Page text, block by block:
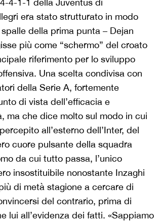
era stato strutturato in modo
spalle della prima punta – Dejan
più come “schermo” del croato
riferimento per lo sviluppo
Una scelta condivisa con
della Serie A, fortemente
di vista dell’efficacia e
ma che dice molto sul modo in cui
all’esterno dell’Inter, del
cuore pulsante della squadra
da cui tutto passa, l’unico
insostituibile nonostante Inzaghi
di metà stagione a cercare di
del contrario, prima di
lui all’evidenza dei fatti. «Sappiamo